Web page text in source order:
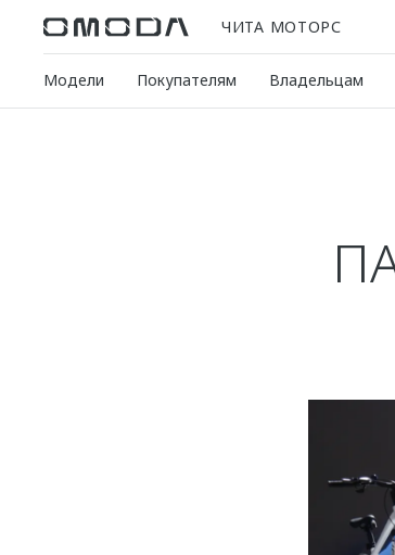
ЧИТА МОТОРС
Модели Покупателям Владельцам